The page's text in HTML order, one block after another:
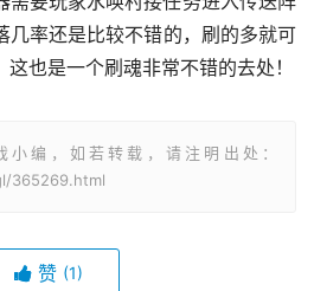
几率还是比较不错的，刷的多就可
也是一个刷魂非常不错的去处！
编，如若转载，请注明出处：
365269.html
赞 (1)